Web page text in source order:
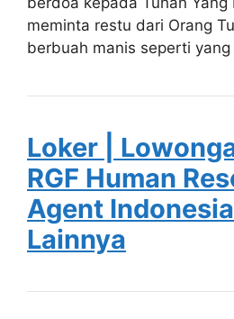
meminta restu dari Orang
berbuah manis seperti
Loker |
RGF Human
Agent
Lainnya